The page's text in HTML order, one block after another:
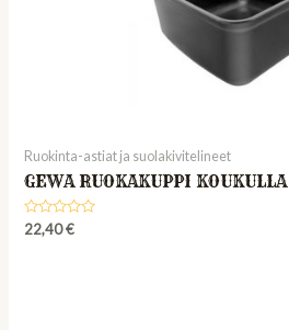
Ruokinta-astiat ja suolakivitelineet
GEWA RUOKAKUPPI KOUKULLA
Rated
0
22,40€